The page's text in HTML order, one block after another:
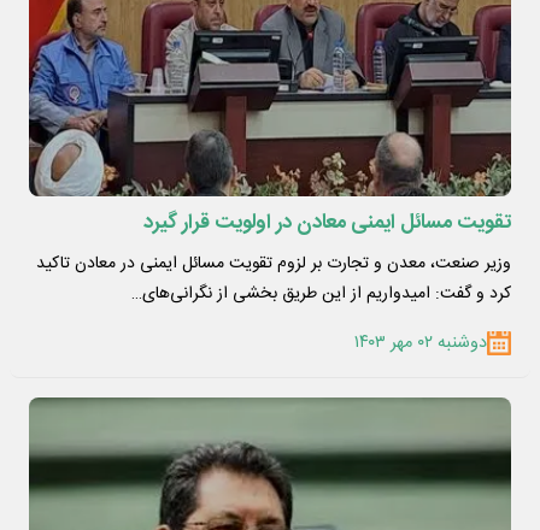
تقویت مسائل ایمنی معادن در اولویت قرار گیرد
وزیر صنعت، معدن و تجارت بر لزوم تقویت مسائل ایمنی در معادن تاکید
کرد و گفت: امیدواریم از این طریق بخشی از نگرانی‌های…
دوشنبه ۰۲ مهر ۱۴۰۳